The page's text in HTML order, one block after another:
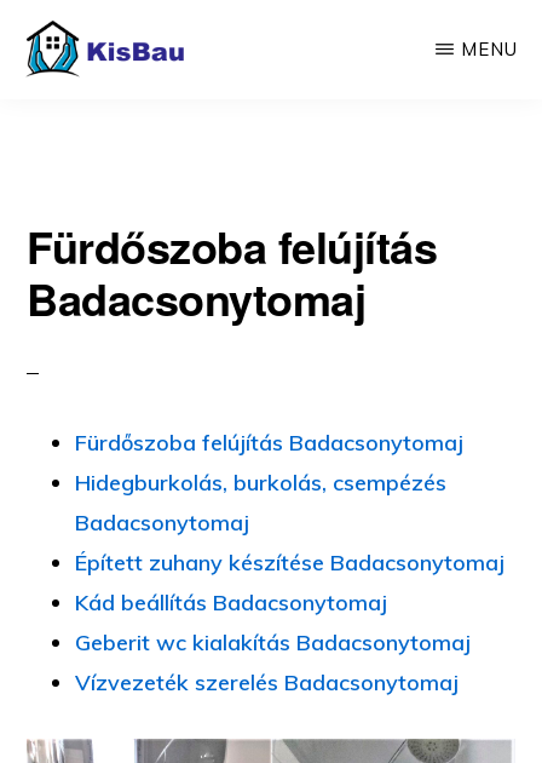
Skip
MENU
Fürdőszoba felújítás
Badacsonytomaj
Fürdőszoba felújítás Badacsonytomaj
Hidegburkolás, burkolás, csempézés
Badacsonytomaj
Épített zuhany készítése Badacsonytomaj
Kád beállítás Badacsonytomaj
Geberit wc kialakítás Badacsonytomaj
Vízvezeték szerelés Badacsonytomaj